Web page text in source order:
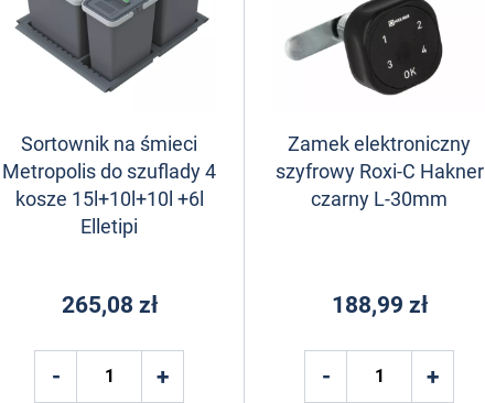
Sortownik na śmieci
Metropolis do szuflady 4
kosze 15l+10l+10l +6l
Elletipi
265,08 zł
Zamek elektroniczny
szyfrowy Roxi-C Hakner
czarny L-30mm
188,99 zł